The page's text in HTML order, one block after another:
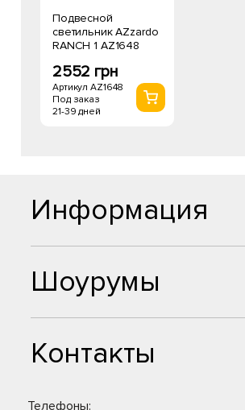
Подвесной
светильник AZzardo
RANCH 1 AZ1648
2552 грн
Артикул AZ1648
Под заказ
21-39 дней
Шоурумы
Контакты
Телефоны:
Информация